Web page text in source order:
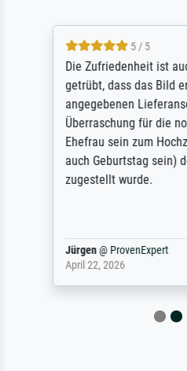
5 / 5
Die Zufriedenheit ist
getrübt, dass das Bild
angegebenen
Überraschung für die
Ehefrau sein zum
auch Geburtstag sein)
zugestellt wurde.
Jürgen@ ProvenExpert
April 22, 2026